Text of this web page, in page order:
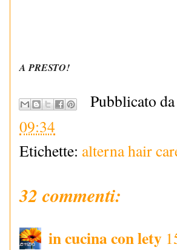
A PRESTO!
Pubblicato
09:34
Etichette: alterna hair
32 commenti:
in cucina con lety